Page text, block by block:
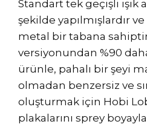
Standart tek geçişli ışık
şekilde yapılmışlardır
metal bir tabana
versiyonundan %90
ürünle, pahalı bir şeyi
olmadan benzersiz ve
oluşturmak için Hobi
plakalarını sprey